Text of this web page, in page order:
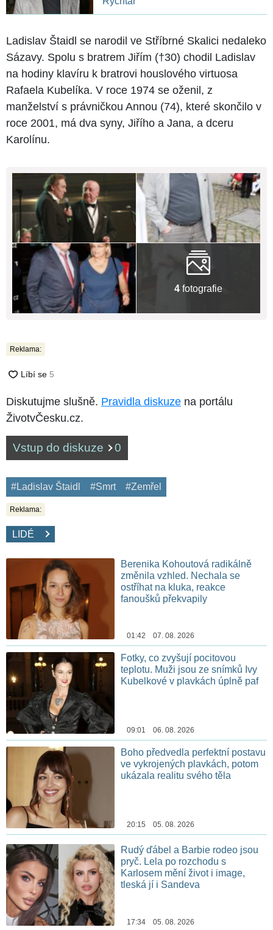
Ladislav Štaidl se narodil ve Stříbrné Skalici nedaleko
Sázavy. Spolu s bratrem Jiřím (†30) chodil Ladislav
na hodiny klavíru k bratrovi houslového virtuosa
Rafaela Kubelíka. V roce 1974 se oženil, z
manželství s právničkou Annou (74), které skončilo v
roce 2001, má dva syny, Jiřího a Jana, a dceru
Karolínu.
4 fotografie
Reklama:
Diskutujme slušně. Pravidla diskuze na portálu
ŽivotvČesku.cz.
Vstup do diskuze 0
#Ladislav Štaidl #Smrt #Zemřel
Reklama:
LIDÉ
Berenika Kohoutová radikálně
změnila vzhled. Nechala se
ostříhat na kluka, reakce
fanoušků překvapily
01:42 07. 08. 2026
Fotky, co zvyšují pocitovou
teplotu. Muži jsou ze snímků Ivy
Kubelkové v plavkách úplně paf
09:01 06. 08. 2026
Boho předvedla perfektní postavu
ve vykrojených plavkách, potom
ukázala realitu svého těla
20:15 05. 08. 2026
Rudý ďábel a Barbie rodeo jsou
pryč. Lela po rozchodu s
Karlosem mění život i image,
tleská jí i Sandeva
17:34 05. 08. 2026